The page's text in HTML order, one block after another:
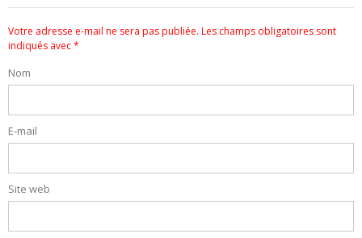
Votre adresse e-mail ne sera pas publiée. Les champs obligatoires sont
indiqués avec*
Nom
E-mail
Site web